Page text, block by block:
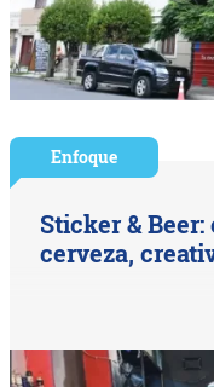
Enfoque
Sticker &
cerveza,